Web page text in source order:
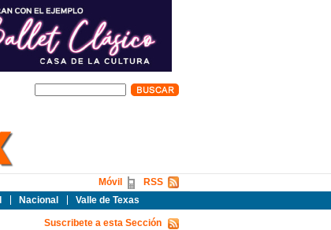
Nacional Valle de Texas
RSS
Móvil
Suscribete a esta Sección